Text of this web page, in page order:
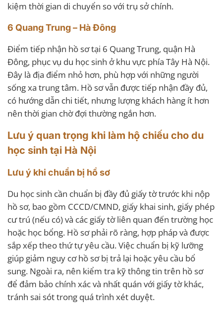
kiệm thời gian di chuyển so với trụ sở chính.
6 Quang Trung – Hà Đông
Điểm tiếp nhận hồ sơ tại 6 Quang Trung, quận Hà
Đông, phục vụ du học sinh ở khu vực phía Tây Hà Nội.
Đây là địa điểm nhỏ hơn, phù hợp với những người
sống xa trung tâm. Hồ sơ vẫn được tiếp nhận đầy đủ,
có hướng dẫn chi tiết, nhưng lượng khách hàng ít hơn
nên thời gian chờ đợi thường ngắn hơn.
Lưu ý quan trọng khi làm hộ chiếu cho du
học sinh tại Hà Nội
Lưu ý khi chuẩn bị hồ sơ
Du học sinh cần chuẩn bị đầy đủ giấy tờ trước khi nộp
hồ sơ, bao gồm CCCD/CMND, giấy khai sinh, giấy phép
cư trú (nếu có) và các giấy tờ liên quan đến trường học
hoặc học bổng. Hồ sơ phải rõ ràng, hợp pháp và được
sắp xếp theo thứ tự yêu cầu. Việc chuẩn bị kỹ lưỡng
giúp giảm nguy cơ hồ sơ bị trả lại hoặc yêu cầu bổ
sung. Ngoài ra, nên kiểm tra kỹ thông tin trên hồ sơ
để đảm bảo chính xác và nhất quán với giấy tờ khác,
tránh sai sót trong quá trình xét duyệt.